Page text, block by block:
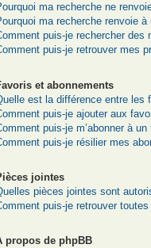
ma recherche ne
ma recherche renvoie
puis-je rechercher des
puis-je retrouver mes
et abonnements
est la différence entre les
puis-je ajouter aux
puis-je m’abonner à
puis-je résilier mes
jointes
pièces jointes sont
puis-je retrouver
propos de phpBB